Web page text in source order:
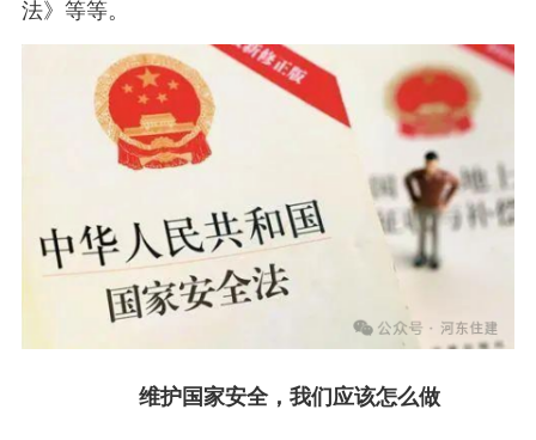
法》等等。
维护国家安全，我们应该怎么做